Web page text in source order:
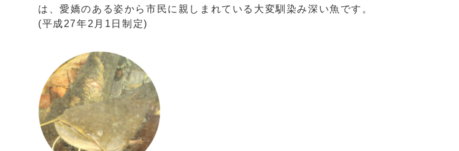
は、愛嬌のある姿から市民に親しまれている大変馴染み深い魚です。
(平成27年2月1日制定)